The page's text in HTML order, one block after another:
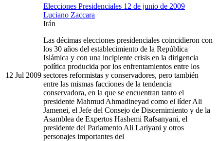
12 Jul 2009
Elecciones Presidenciales 12 de junio de 2009
Luciano Zaccara
Irán
Las décimas elecciones presidenciales coincidieron con
los 30 años del establecimiento de la República
Islámica y con una incipiente crisis en la dirigencia
política producida por los enfrentamientos entre los
sectores reformistas y conservadores, pero también
entre las mismas facciones de la tendencia
conservadora, en la que se encuentran tanto el
presidente Mahmud Ahmadineyad como el líder Ali
Jamenei, el Jefe del Consejo de Discernimiento y de la
Asamblea de Expertos Hashemi Rafsanyani, el
presidente del Parlamento Ali Lariyani y otros
personajes importantes del